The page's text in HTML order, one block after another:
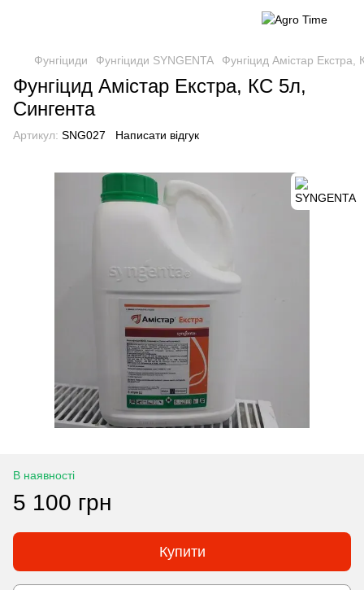
Фунгіциди Фунгіциди SYNGENTA Фунгіцид Амістар
Фунгіцид Амістар Екстра, КС 5л,
Сингента
Артикул: SNG027 Написати відгук
В наявності
5 100 грн
Купити